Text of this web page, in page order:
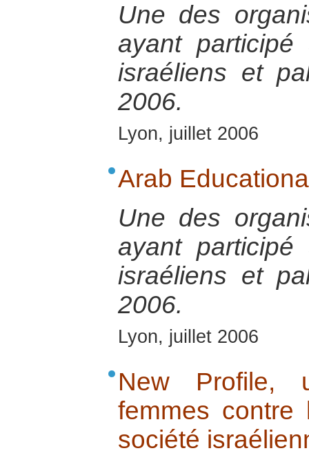
Une des
ayant
israéliens et
2006.
Lyon, juillet 2006
Arab
Une des
ayant
israéliens et
2006.
Lyon, juillet 2006
New Profile,
femmes contre
société